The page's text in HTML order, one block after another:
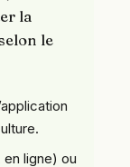
la
le
ligne) ou